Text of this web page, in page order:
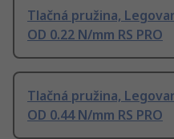
Tlačná pružina,
OD 0.22 N/mm RS PRO
Tlačná pružina,
OD 0.44 N/mm RS PRO